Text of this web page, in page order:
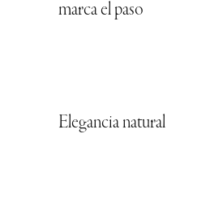
marca el paso
Elegancia natural